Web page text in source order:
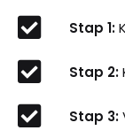
Stap 1:
Stap 2:
Stap 3: